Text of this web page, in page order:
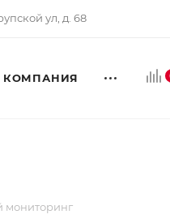
ул, д. 68
КОМПАНИЯ
мониторинг